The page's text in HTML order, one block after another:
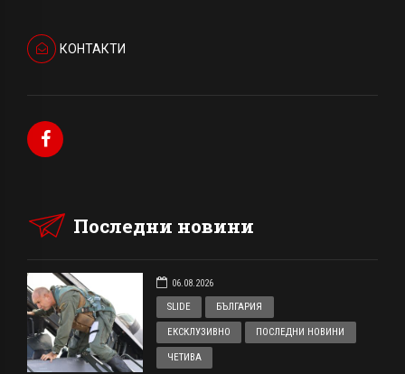
КОНТАКТИ
Последни новини
06.08.2026
SLIDE
БЪЛГАРИЯ
ЕКСКЛУЗИВНО ПОСЛЕДНИ НОВИНИ
ЧЕТИВА